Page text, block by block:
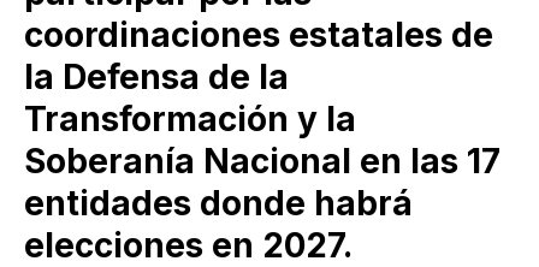
coordinaciones estatales de
la Defensa de la
Transformación y la
Soberanía Nacional en las 17
entidades donde habrá
elecciones en 2027.